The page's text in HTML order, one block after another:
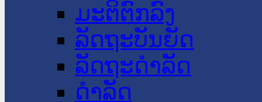
ມະຕິຕົກລົງ
ລັດຖະບັນຍັດ
ລັດຖະດໍາລັດ
ດໍາລັດ